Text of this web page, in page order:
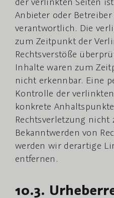
Anbieter oder Betreiber
verantwortlich. Die
zum Zeitpunkt der
Rechtsverstöße
Inhalte waren zum
nicht erkennbar. Eine
Kontrolle der
konkrete
Rechtsverletzung nicht
Bekanntwerden von
werden wir derartige
entfernen.
10.3.